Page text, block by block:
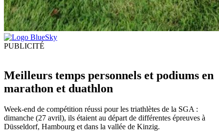
PUBLICITÉ
Meilleurs temps personnels et podiums en
marathon et duathlon
Week-end de compétition réussi pour les triathlètes de la SGA :
dimanche (27 avril), ils étaient au départ de différentes épreuves à
Düsseldorf, Hambourg et dans la vallée de Kinzig.